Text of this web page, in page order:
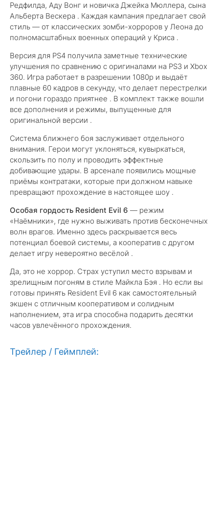
Редфилда, Аду Вонг и новичка Джейка Мюллера, сына
Альберта Вескера . Каждая кампания предлагает свой
стиль — от классических зомби-хорроров у Леона до
полномасштабных военных операций у Криса .
Версия для PS4 получила заметные технические
улучшения по сравнению с оригиналами на PS3 и Xbox
360. Игра работает в разрешении 1080p и выдаёт
плавные 60 кадров в секунду, что делает перестрелки
и погони гораздо приятнее . В комплект также вошли
все дополнения и режимы, выпущенные для
оригинальной версии .
Система ближнего боя заслуживает отдельного
внимания. Герои могут уклоняться, кувыркаться,
скользить по полу и проводить эффектные
добивающие удары. В арсенале появились мощные
приёмы контратаки, которые при должном навыке
превращают прохождение в настоящее шоу .
Особая гордость Resident Evil 6 — режим
«Наёмники», где нужно выживать против бесконечных
волн врагов. Именно здесь раскрывается весь
потенциал боевой системы, а кооператив с другом
делает игру невероятно весёлой .
Да, это не хоррор. Страх уступил место взрывам и
зрелищным погоням в стиле Майкла Бэя . Но если вы
готовы принять Resident Evil 6 как самостоятельный
экшен с отличным кооперативом и солидным
наполнением, эта игра способна подарить десятки
часов увлечённого прохождения.
Трейлер / Геймплей: